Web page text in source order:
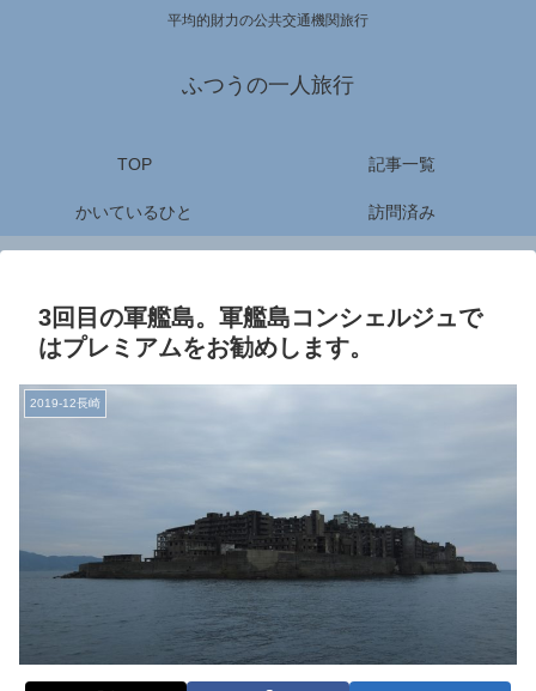
平均的財力の公共交通機関旅行
ふつうの一人旅行
TOP 記事一覧
かいているひと 訪問済み
3回目の軍艦島。軍艦島コンシェルジュで
はプレミアムをお勧めします。
2019-12長崎